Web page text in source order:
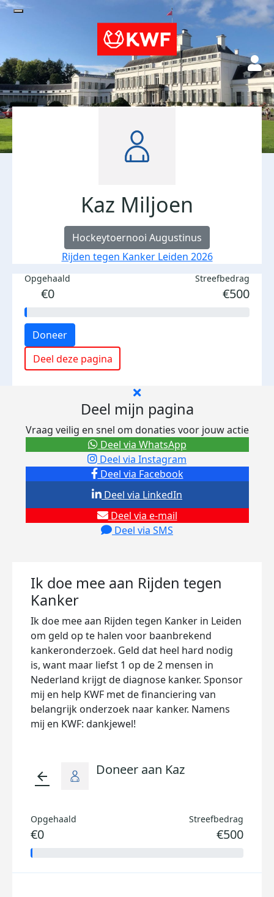
Kaz Miljoen
Hockeytoernooi Augustinus
Rijden tegen Kanker Leiden 2026
Opgehaald
€0
Streefbedrag
€500
Doneer
Deel deze pagina
Deel mijn pagina
Vraag veilig en snel om donaties voor jouw actie
Deel via Facebook
Deel via Instagram
Deel via e-mail
Deel via SMS
Deel via LinkedIn
Deel via WhatsApp
Ik doe mee aan Rijden tegen
Kanker
Ik doe mee aan Rijden tegen Kanker in Leiden
om geld op te halen voor baanbrekend
kankeronderzoek. Geld dat heel hard nodig
is, want maar liefst 1 op de 2 mensen in
Nederland krijgt de diagnose kanker. Sponsor
mij en help KWF met de financiering van
belangrijk onderzoek naar kanker. Namens
mij en KWF: dankjewel!
arrow_back Doneer aan Kaz
Opgehaald
€0
Streefbedrag
€500